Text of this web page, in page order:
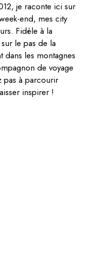
je raconte ici sur
end, mes city
Fidèle à la
le pas de la
les montagnes
de voyage
pas à parcourir
inspirer !